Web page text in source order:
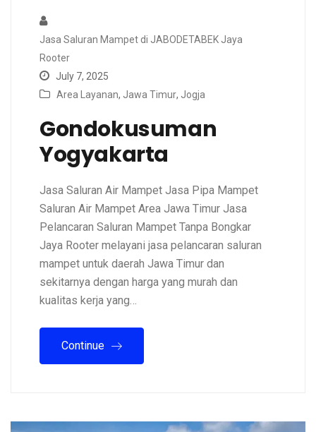
Jasa Saluran Mampet di JABODETABEK Jaya
Rooter
July 7, 2025
Area Layanan, Jawa Timur, Jogja
Gondokusuman
Yogyakarta
Jasa Saluran Air Mampet Jasa Pipa Mampet
Saluran Air Mampet Area Jawa Timur Jasa
Pelancaran Saluran Mampet Tanpa Bongkar
Jaya Rooter melayani jasa pelancaran saluran
mampet untuk daerah Jawa Timur dan
sekitarnya dengan harga yang murah dan
kualitas kerja yang…
Continue